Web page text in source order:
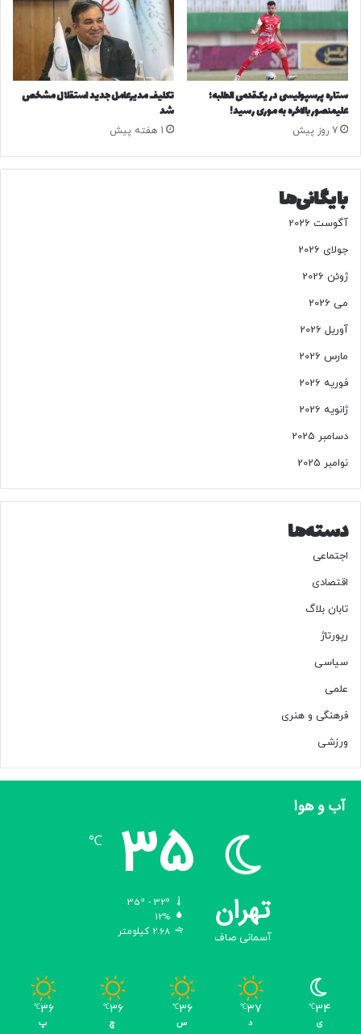
م
ش
و
د
م
ه
ت
ر
س
ت
ا
ش
ر
گ
و
؟
ستاره پرسپولیسی در یک‌قدمی الطلبه؛
علیمنصور بالاخره به موری رسید!
7 روز پیش
تکلیف مدیرعامل جدید استقلال مشخص
شد
1 هفته پیش
بایگانی‌ها
آگوست 2026
جولای 2026
ژوئن 2026
می 2026
آوریل 2026
مارس 2026
فوریه 2026
ژانویه 2026
دسامبر 2025
نوامبر 2025
دسته‌ها
اجتماعی
اقتصادی
تابان بلاگ
رپورتاژ
سیاسی
علمی
فرهنگی و هنری
ورزشی
آب و هوا
تهران
آسمانی صاف
35
℃
12%
2.68 کیلومتر
34
℃
ی
37
℃
د
36
℃
س
36
℃
چ
36
℃
پ